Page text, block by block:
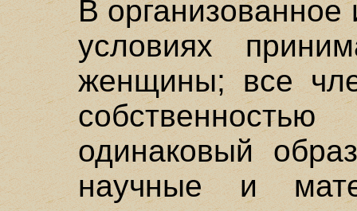
В
условиях
женщины; все
одинаковый
научные и